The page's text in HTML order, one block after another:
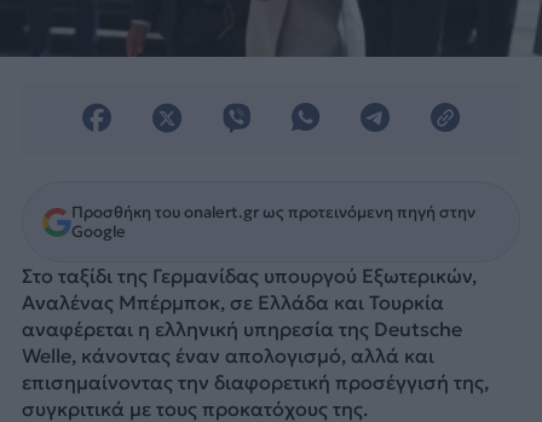
Προσθήκη του onalert.gr ως προτεινόμενη πηγή στην
Google
Στο ταξίδι της Γερμανίδας υπουργού Εξωτερικών,
Αναλένας Μπέρμποκ, σε Ελλάδα και Τουρκία
αναφέρεται η ελληνική υπηρεσία της Deutsche
Welle, κάνοντας έναν απολογισμό, αλλά και
επισημαίνοντας την διαφορετική προσέγγισή της,
συγκριτικά με τους προκατόχους της.